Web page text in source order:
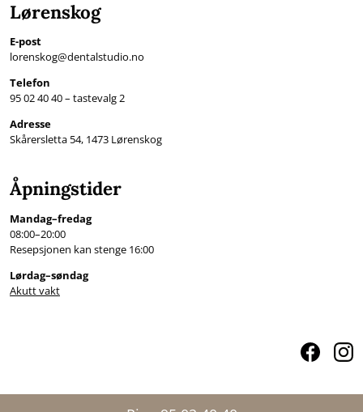
Lørenskog
E-post
lorenskog@dentalstudio.no
Telefon
95 02 40 40 – tastevalg 2
Adresse
Skårersletta 54, 1473 Lørenskog
Åpningstider
Mandag–fredag
08:00–20:00
Resepsjonen kan stenge 16:00
Lørdag–søndag
Akutt vakt